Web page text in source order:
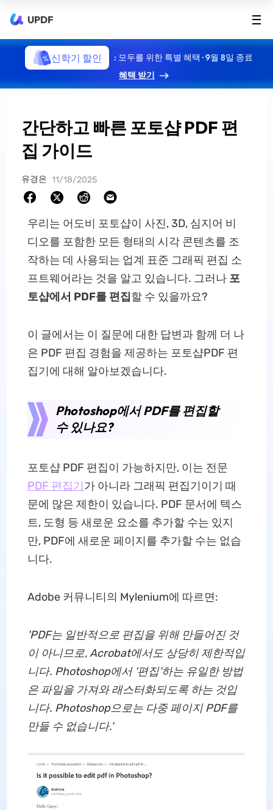
UPDF
신학기 할인
: 모두를 위한 특별 혜택 · 9월 8일 종료
혜택 받기
간단하고 빠른 포토샵 PDF 편
집 가이드
유경은 11/18/2025
우리는 어도비 포토샵이 사진, 3D, 심지어 비
디오를 포함한 모든 형태의 시각 콘텐츠를 조
작하는 데 사용되는 업계 표준 그래픽 편집 소
프트웨어라는 것을 알고 있습니다. 그러나 포
토샵에서 PDF를 편집할 수 있을까요?
이 글에서는 이 질문에 대한 답변과 함께 더 나
은 PDF 편집 경험을 제공하는 포토샵PDF 편
집기에 대해 알아보겠습니다.
Photoshop에서 PDF를 편집할
수 있나요?
포토샵 PDF 편집이 가능하지만, 이는 전문
PDF 편집기가 아니라 그래픽 편집기이기 때
문에 많은 제한이 있습니다. PDF 문서에 텍스
트, 도형 등 새로운 요소를 추가할 수는 있지
만, PDF에 새로운 페이지를 추가할 수는 없습
니다.
Adobe 커뮤니티의 Mylenium에 따르면:
'PDF는 일반적으로 편집을 위해 만들어진 것
이 아니므로, Acrobat에서도 상당히 제한적입
니다. Photoshop에서 ‘편집’하는 유일한 방법
은 파일을 가져와 래스터화되도록 하는 것입
니다. Photoshop으로는 다중 페이지 PDF를
만들 수 없습니다.'